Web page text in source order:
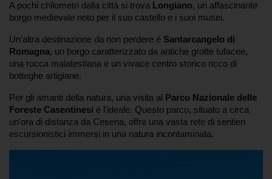
A pochi chilometri dalla città si trova Longiano, un affascinante
borgo medievale noto per il suo castello e i suoi musei.
Un'altra destinazione da non perdere è Santarcangelo di
Romagna, un borgo caratterizzato da antiche grotte tufacee,
una rocca malatestiana e un vivace centro storico ricco di
botteghe artigiane.
Per gli amanti della natura, una visita al
Parco Nazionale delle
Foreste Casentinesi è l'ideale. Questo parco, situato a circa
un'ora di distanza da Cesena, offre una vasta rete di sentieri
escursionistici immersi in una natura incontaminata.